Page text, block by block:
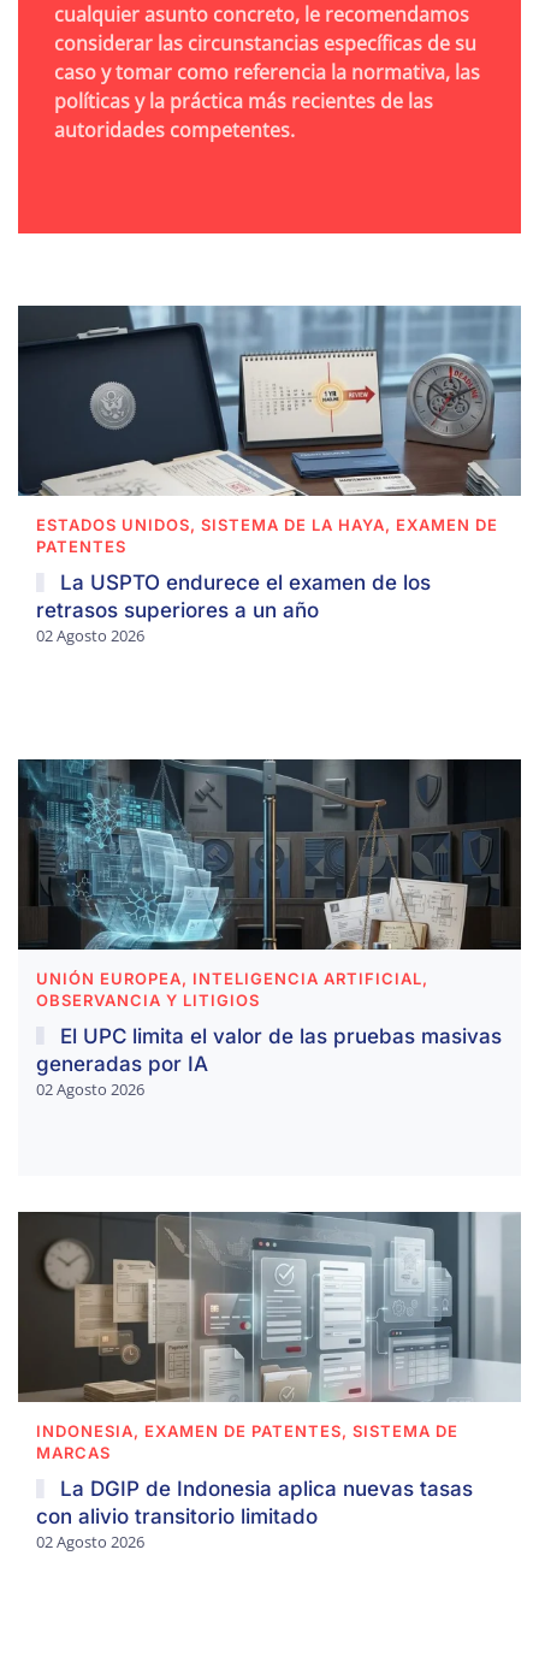
cualquier asunto concreto, le recomendamos
considerar las circunstancias específicas de su
caso y tomar como referencia la normativa, las
políticas y la práctica más recientes de las
autoridades competentes.
ESTADOS UNIDOS, SISTEMA DE LA HAYA, EXAMEN DE
PATENTES
La USPTO endurece el examen de los
retrasos superiores a un año
02 Agosto 2026
UNIÓN EUROPEA, INTELIGENCIA ARTIFICIAL,
OBSERVANCIA Y LITIGIOS
El UPC limita el valor de las pruebas masivas
generadas por IA
02 Agosto 2026
INDONESIA, EXAMEN DE PATENTES, SISTEMA DE
MARCAS
La DGIP de Indonesia aplica nuevas tasas
con alivio transitorio limitado
02 Agosto 2026